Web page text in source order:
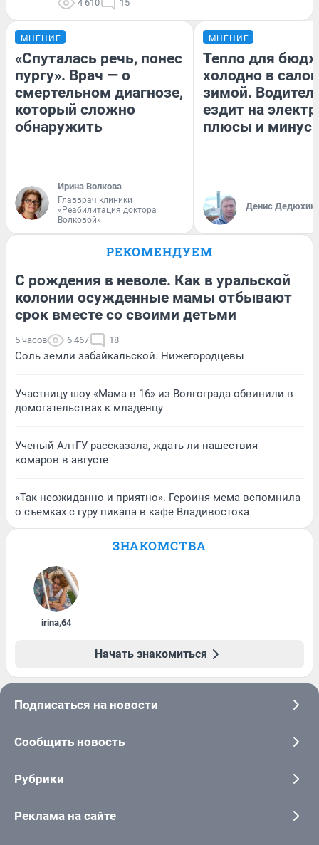
4 610 15
МНЕНИЕ
«Спуталась речь, понес
пургу». Врач — о
смертельном диагнозе,
который сложно
обнаружить
Ирина Волкова
Главврач клиники
«Реабилитация доктора
Волковой»
МНЕНИЕ
Тепло для
холодно в
зимой.
ездит на
плюсы и
Денис Дедюхин
РЕКОМЕНДУЕМ
С рождения в неволе. Как в уральской
колонии осужденные мамы отбывают
срок вместе со своими детьми
5 часов 6 467 18
Соль земли забайкальской. Нижегородцевы
Участницу шоу «Мама в 16» из Волгограда обвинили в
домогательствах к младенцу
Ученый АлтГУ рассказала, ждать ли нашествия
комаров в августе
«Так неожиданно и приятно». Героиня мема вспомнила
о съемках с гуру пикапа в кафе Владивостока
ЗНАКОМСТВА
irina,64
Начать знакомиться
Подписаться на новости
Сообщить новость
Рубрики
Реклама на сайте